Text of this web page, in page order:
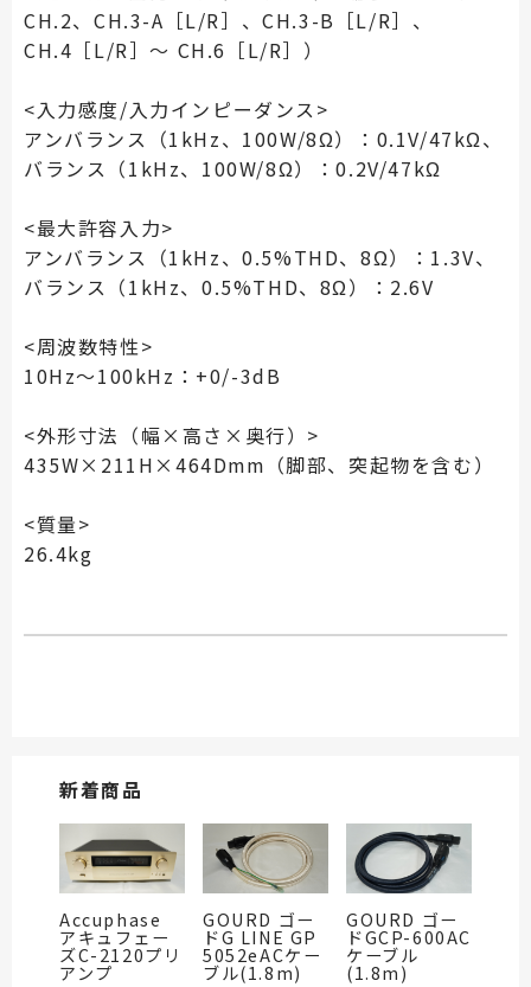
CH.2、CH.3-A［L/R］、CH.3-B［L/R］、
CH.4［L/R］～ CH.6［L/R］）
<入力感度/入力インピーダンス>
アンバランス（1kHz、100W/8Ω）：0.1V/47kΩ、
バランス（1kHz、100W/8Ω）：0.2V/47kΩ
<最大許容入力>
アンバランス（1kHz、0.5%THD、8Ω）：1.3V、
バランス（1kHz、0.5%THD、8Ω）：2.6V
<周波数特性>
10Hz～100kHz：+0/-3dB
<外形寸法（幅×高さ×奥行）>
435W×211H×464Dmm（脚部、突起物を含む）
<質量>
26.4kg
新着商品
Accuphase
アキュフェー
ズC-2120プリ
アンプ
GOURD ゴー
ドG LINE GP
5052eACケー
ブル(1.8m)
GOURD ゴー
ドGCP-600AC
ケーブル
(1.8m)